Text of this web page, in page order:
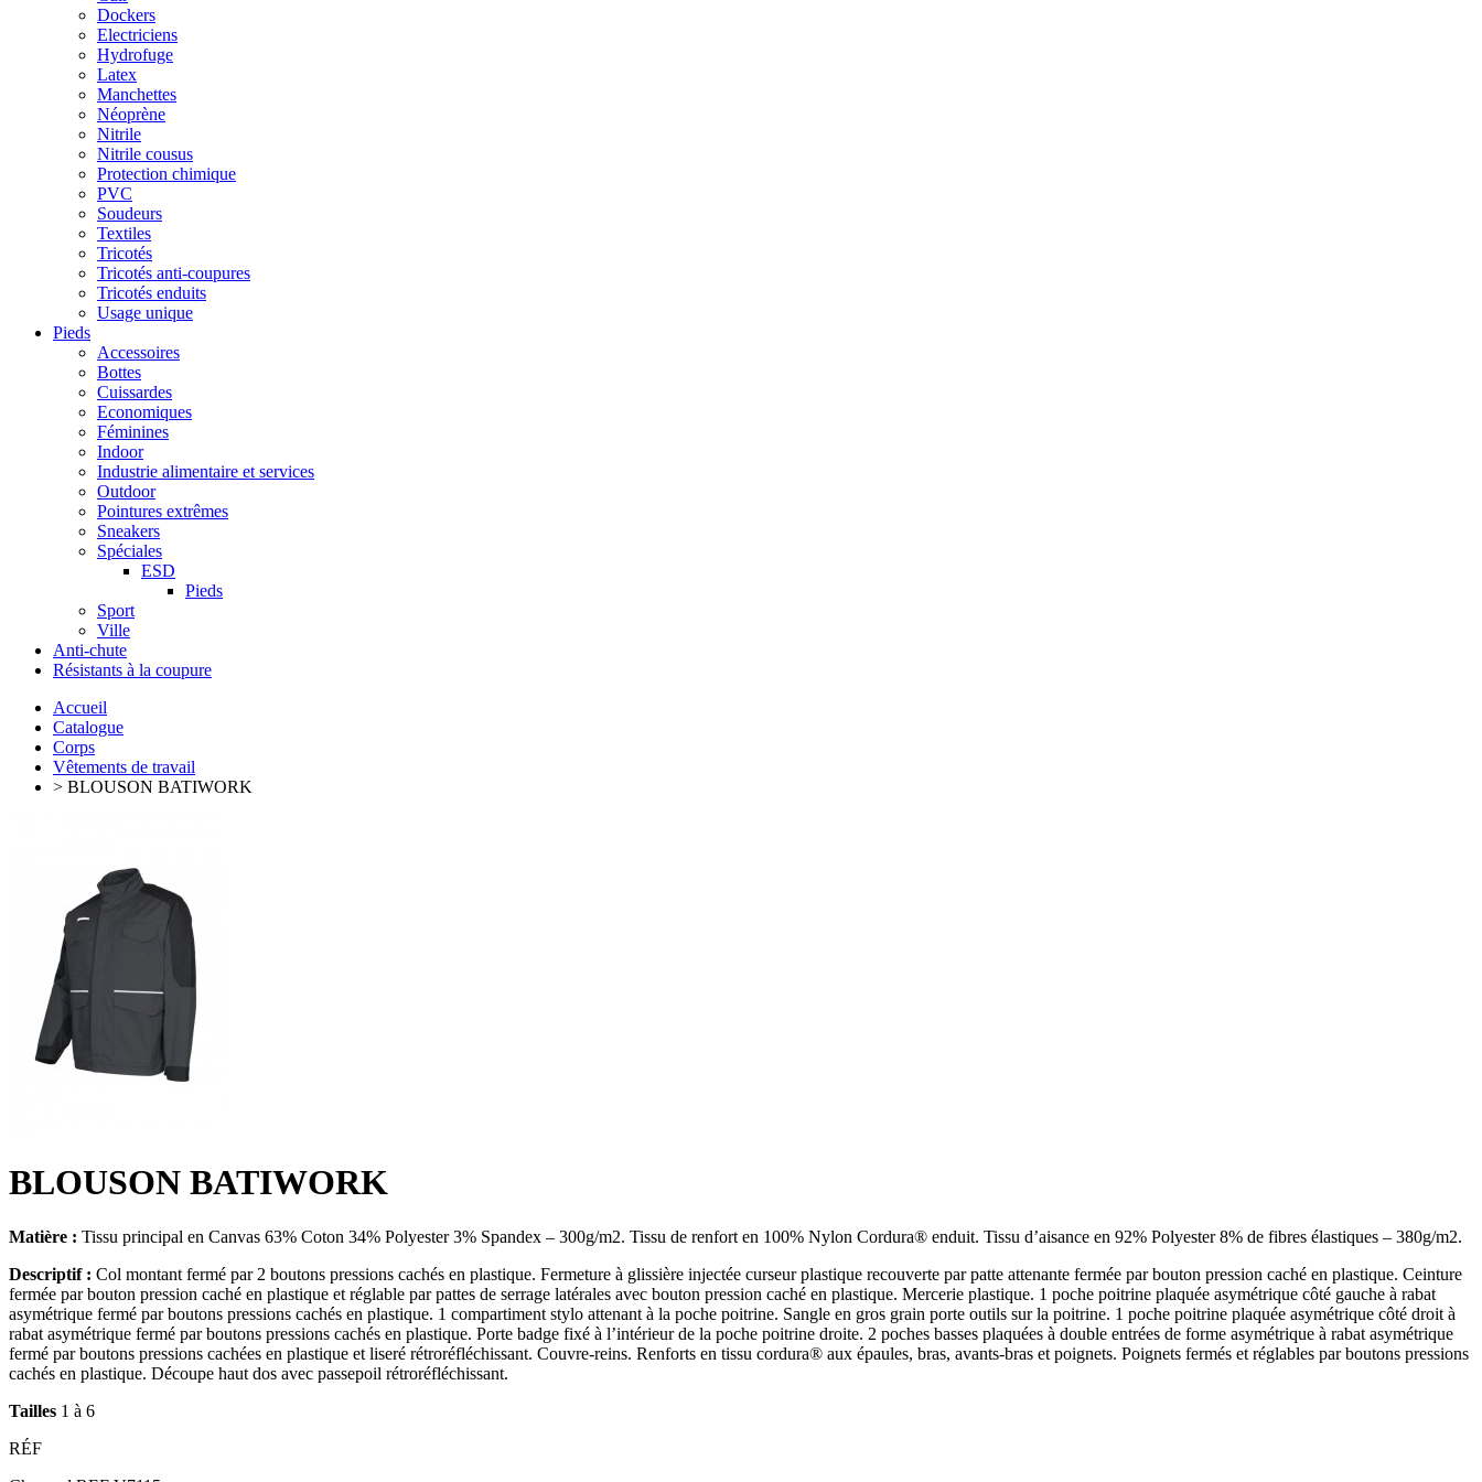
Dockers
Electriciens
Hydrofuge
Latex
Manchettes
Néoprène
Nitrile
Nitrile cousus
Protection chimique
PVC
Soudeurs
Textiles
Tricotés
Tricotés anti-coupures
Tricotés enduits
Usage unique
Pieds
Accessoires
Bottes
Cuissardes
Economiques
Féminines
Indoor
Industrie alimentaire et services
Outdoor
Pointures extrêmes
Sneakers
Spéciales
ESD
Pieds
Sport
Ville
Anti-chute
Résistants à la coupure
Accueil
Catalogue
Corps
Vêtements de travail
> BLOUSON BATIWORK
BLOUSON BATIWORK
Matière : Tissu principal en Canvas 63% Coton 34% Polyester 3% Spandex – 300g/m2. Tissu de renfort en 100% Nylon Cordura® enduit. Tissu d’aisance en 92% Polyester 8% de fibres élastiques – 380g/m2.
Descriptif : Col montant fermé par 2 boutons pressions cachés en plastique. Fermeture à glissière injectée curseur plastique recouverte par patte attenante fermée par bouton pression caché en plastique. Ceinture
fermée par bouton pression caché en plastique et réglable par pattes de serrage latérales avec bouton pression caché en plastique. Mercerie plastique. 1 poche poitrine plaquée asymétrique côté gauche à rabat
asymétrique fermé par boutons pressions cachés en plastique. 1 compartiment stylo attenant à la poche poitrine. Sangle en gros grain porte outils sur la poitrine. 1 poche poitrine plaquée asymétrique côté droit à
rabat asymétrique fermé par boutons pressions cachés en plastique. Porte badge fixé à l’intérieur de la poche poitrine droite. 2 poches basses plaquées à double entrées de forme asymétrique à rabat asymétrique
fermé par boutons pressions cachées en plastique et liseré rétroréfléchissant. Couvre-reins. Renforts en tissu cordura® aux épaules, bras, avants-bras et poignets. Poignets fermés et réglables par boutons pressions
cachés en plastique. Découpe haut dos avec passepoil rétroréfléchissant.
Tailles 1 à 6
RÉF